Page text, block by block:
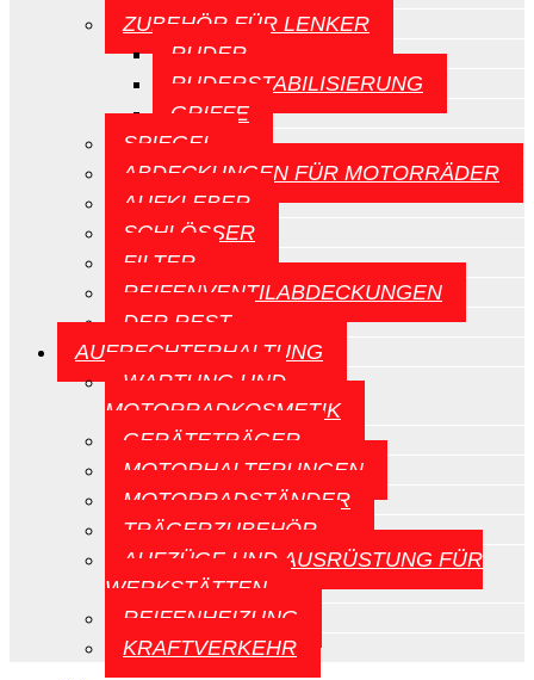
ZUBEHÖR FÜR LENKER
RUDER
RUDERSTABILISIERUNG
GRIFFE
SPIEGEL
ABDECKUNGEN FÜR MOTORRÄDER
AUFKLEBER
SCHLÖSSER
FILTER
REIFENVENTILABDECKUNGEN
DER REST
AUFRECHTERHALTUNG
WARTUNG UND
MOTORRADKOSMETIK
GERÄTETRÄGER
MOTORHALTERUNGEN
MOTORRADSTÄNDER
TRÄGERZUBEHÖR
AUFZÜGE UND AUSRÜSTUNG FÜR
WERKSTÄTTEN
REIFENHEIZUNG
KRAFTVERKEHR